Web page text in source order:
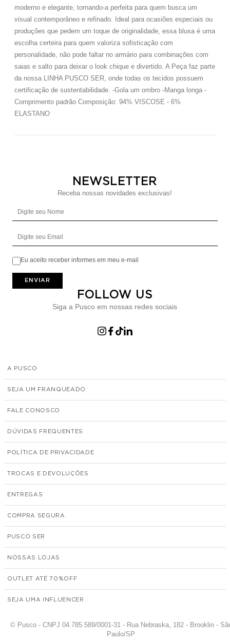
moderno e elegante, tornando-a perfeita para quem busca um
visual contemporâneo e refinado. Ideal para ocasiões especiais ou
produções que pedem um toque de originalidade, essa blusa é uma
escolha certeira para quem valoriza sofisticação com
personalidade, não pode faltar no armário para combinações com
saias e salto para deixar o look chique e divertido. A Peça faz parte
da nossa LINHA PUSCO SER, onde todas os tecidos possuem
certificação de sustentabilidade. -Gola um ombro -Manga longa -
Comprimento padrão Composição: 94% VISCOSE - 6%
ELASTANO
NEWSLETTER
Receba nossas novidades exclusivas!
Eu aceito receber informes em meu e-mail
ENVIAR
FOLLOW US
Siga a Pusco em nossas redes sociais
A PUSCO
SEJA UM FRANQUEADO
FALE CONOSCO
DÚVIDAS FREQUENTES
POLÍTICA DE PRIVACIDADE
TROCAS E DEVOLUÇÕES
ENTREGAS
COMPRA SEGURA
PUSCO SER
NOSSAS LOJAS
OUTLET ATÉ 70%
SEJA UMA INFLUENCER
© Pusco - CNPJ 04.785.589/0001-31 - Rua Nebraska, 182 - Brooklin -
Paulo/SP